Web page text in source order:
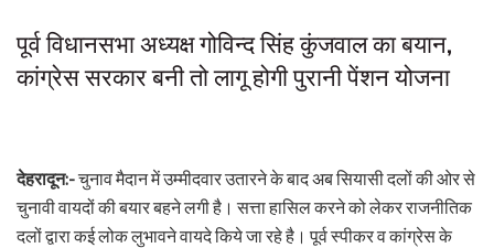
पूर्व विधानसभा अध्यक्ष गोविन्द सिंह कुंजवाल का बयान,
कांग्रेस सरकार बनी तो लागू होगी पुरानी पेंशन योजना
देहरादून:-चुनाव मैदान में उम्मीदवार उतारने के बाद अब सियासी दलों की ओर से
चुनावी वायदों की बयार बहने लगी है। सत्ता हासिल करने को लेकर राजनीतिक
दलों द्वारा कई लोक लुभावने वायदे किये जा रहे है। पूर्व स्पीकर व कांग्रेस के